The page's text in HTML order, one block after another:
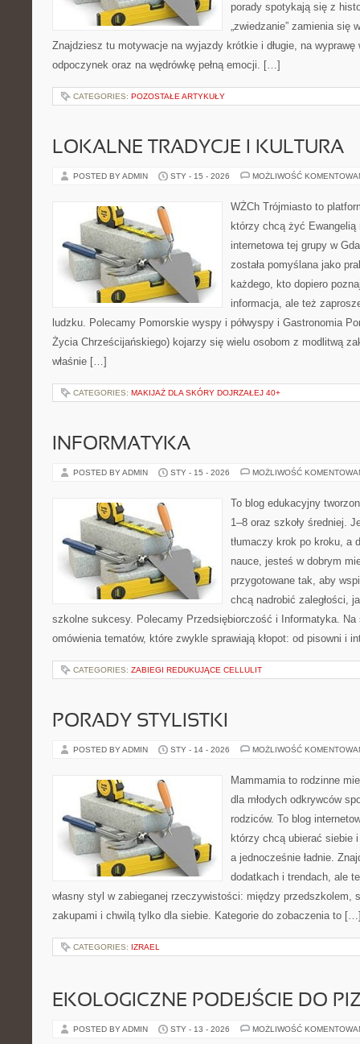
porady spotykają się z
„zwiedzanie” zamienia się
Znajdziesz tu motywacje na wyjazdy krótkie i długie, na wyprawę
odpoczynek oraz na wędrówkę pełną emocji. […]
CATEGORIES: POZOSTAŁE ARTYKUŁY
LOKALNE TRADYCJE I KULTURA
POSTED BY ADMIN STY - 15 - 2026 MOŻLIWOŚĆ
WŻCh Trójmiasto to
którzy chcą żyć
internetowa tej grupy w
została pomyślana jako
każdego, kto dopiero
informacja, ale też
ludzku. Polecamy Pomorskie wyspy i półwyspy i Gastronomia
Życia Chrześcijańskiego) kojarzy się wielu osobom z modlitwą
właśnie […]
CATEGORIES: MAKIJAŻ DLA SKÓRY DOJRZAŁEJ 40+
INFORMATYKA
POSTED BY ADMIN STY - 15 - 2026 MOŻLIWOŚĆ
To blog edukacyjny
1–8 oraz szkoły średniej.
tłumaczy krok po kroku, a
nauce, jesteś w dobrym
przygotowane tak, aby
chcą nadrobić zaległości,
szkolne sukcesy. Polecamy Przedsiębiorczość i Informatyka. Na
omówienia tematów, które zwykle sprawiają kłopot: od pisowni i
CATEGORIES: ZABIEGI REDUKUJĄCE CELLULIT
PORADY STYLISTKI
POSTED BY ADMIN STY - 14 - 2026 MOŻLIWOŚĆ
Mammamia to rodzinne
dla młodych odkrywców
rodziców. To blog
którzy chcą ubierać siebie
a jednocześnie ładnie.
dodatkach i trendach, ale
własny styl w zabieganej rzeczywistości: między przedszkolem,
zakupami i chwilą tylko dla siebie. Kategorie do zobaczenia to
CATEGORIES: IZRAEL
EKOLOGICZNE PODEJŚCIE DO
POSTED BY ADMIN STY - 13 - 2026 MOŻLIWOŚĆ